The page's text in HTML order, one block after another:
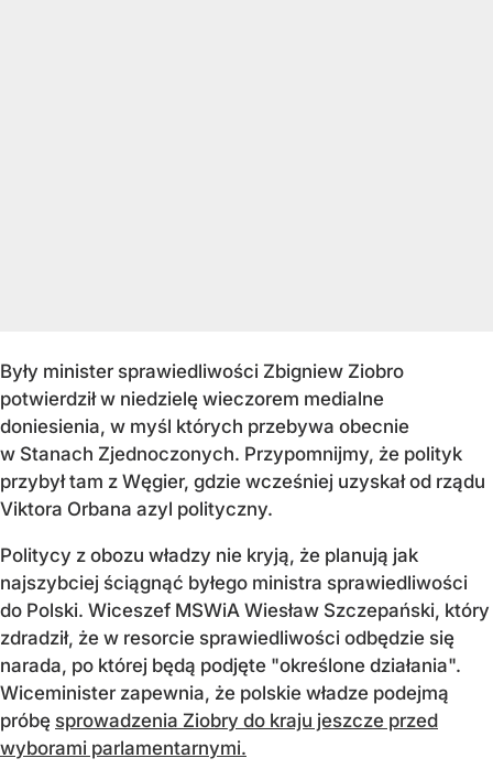
Były minister sprawiedliwości Zbigniew Ziobro
potwierdził w niedzielę wieczorem medialne
doniesienia, w myśl których przebywa obecnie
w Stanach Zjednoczonych. Przypomnijmy, że polityk
przybył tam z Węgier, gdzie wcześniej uzyskał od rządu
Viktora Orbana azyl polityczny.
Politycy z obozu władzy nie kryją, że planują jak
najszybciej ściągnąć byłego ministra sprawiedliwości
do Polski. Wiceszef MSWiA Wiesław Szczepański, który
zdradził, że w resorcie sprawiedliwości odbędzie się
narada, po której będą podjęte "określone działania".
Wiceminister zapewnia, że polskie władze podejmą
próbę sprowadzenia Ziobry do kraju jeszcze przed
wyborami parlamentarnymi.